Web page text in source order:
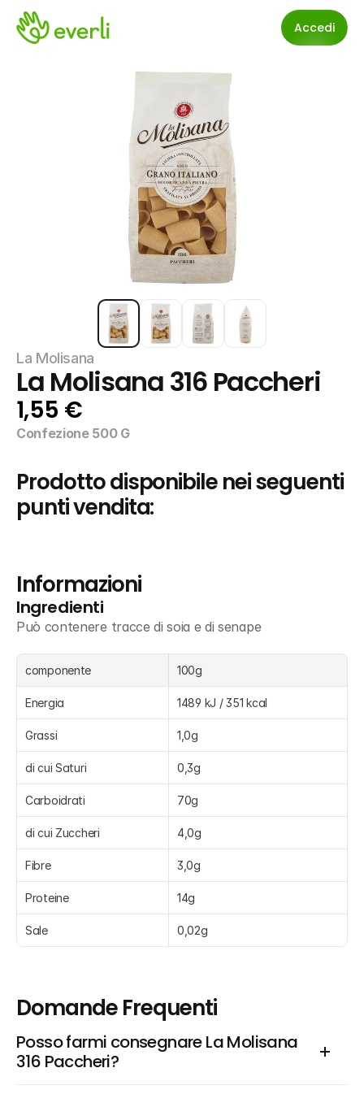
Accedi
La Molisana
La Molisana 316 Paccheri
1,55 €
Confezione 500 G
Prodotto disponibile nei seguenti
punti vendita:
Informazioni
Ingredienti
Può contenere tracce di soia e di senape
componente 100g
Energia 1489 kJ / 351 kcal
Grassi 1,0g
di cui Saturi 0,3g
Carboidrati 70g
di cui Zuccheri 4,0g
Fibre 3,0g
Proteine 14g
Sale 0,02g
Domande Frequenti
Posso farmi consegnare La Molisana
316 Paccheri?